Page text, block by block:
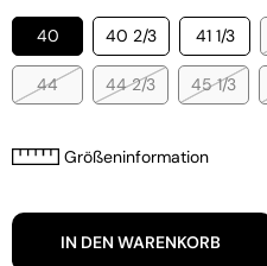
40 40 2/3 41 1/3
44 44 2/3 45 1/3
Größeninformation
IN DEN WARENKORB